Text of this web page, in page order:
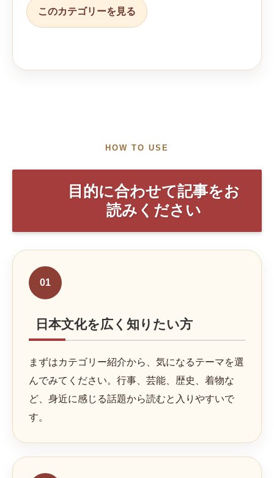
このカテゴリーを見る
HOW TO USE
目的に合わせて記事をお
読みください
01
日本文化を広く知りたい方
まずはカテゴリー紹介から、気になるテーマを選
んでみてください。行事、芸能、歴史、着物な
ど、身近に感じる話題から読むと入りやすいで
す。